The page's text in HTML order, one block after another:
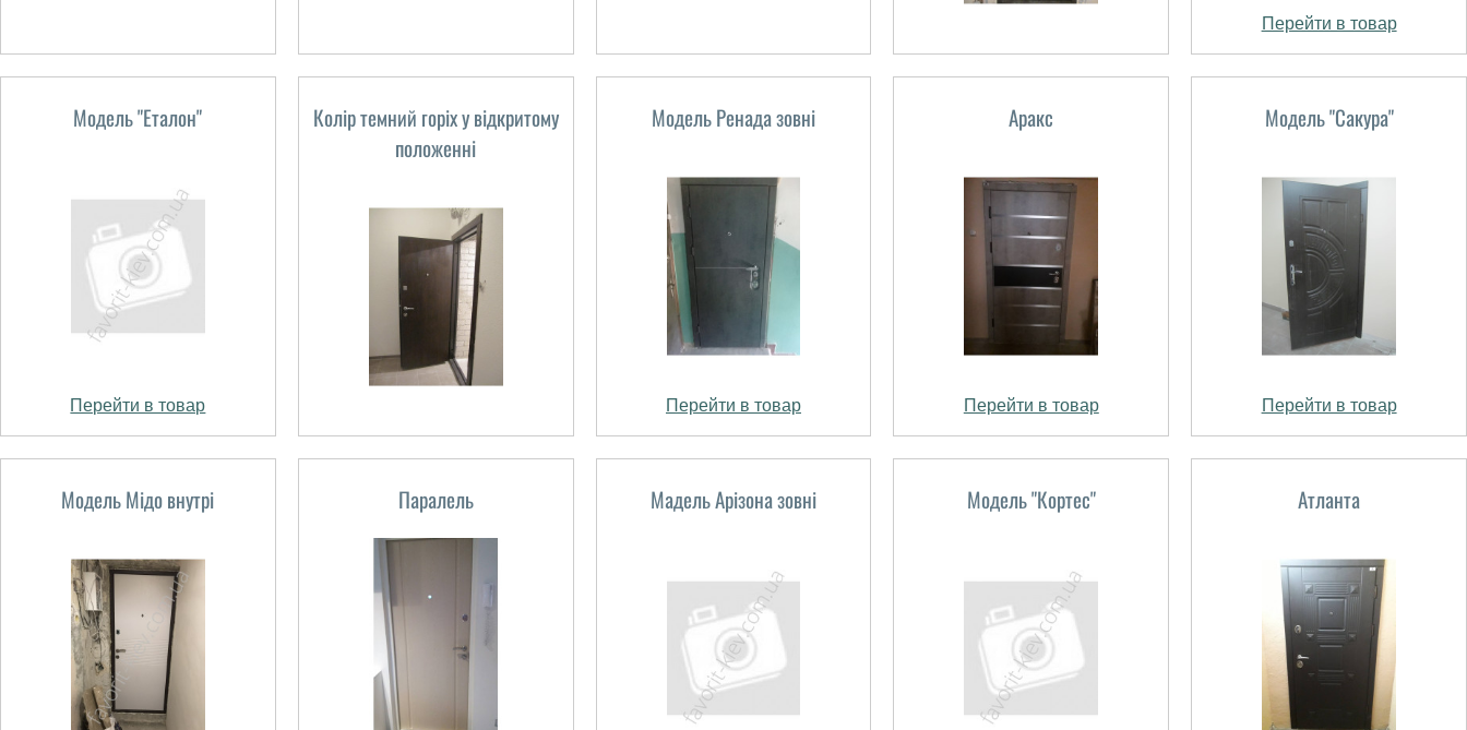
Перейти в товар
Модель "Еталон"
Перейти в товар
Колір темний горіх у відкритому
положенні
Модель Ренада зовні
Перейти в товар
Аракс
Перейти в товар
Модель "Сакура"
Перейти в товар
Модель Мідо внутрі Паралель Мадель Арізона зовні Модель "Кортес" Атланта